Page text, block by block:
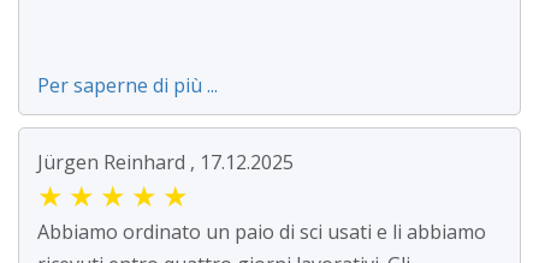
Per saperne di più ...
Jürgen Reinhard , 17.12.2025
★ ★ ★ ★ ★
Abbiamo ordinato un paio di sci usati e li abbiamo